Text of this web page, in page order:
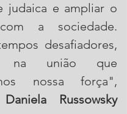
judaica e ampliar o
a sociedade.
desafiadores,
união que
nossa força",
Daniela Russowsky